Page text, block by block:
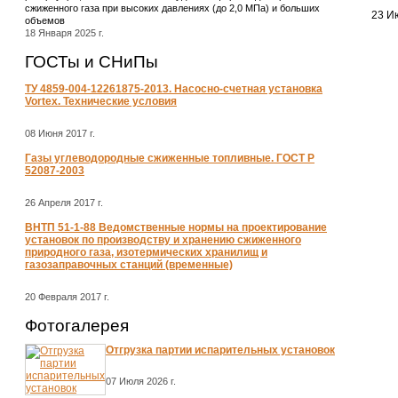
сжиженного газа при высоких давлениях (до 2,0 МПа) и больших
объемов
18 Января 2025 г.
ГОСТы и СНиПы
ТУ 4859-004-12261875-2013. Насосно-счетная установка
Vortex. Технические условия
08 Июня 2017 г.
Газы углеводородные сжиженные топливные. ГОСТ Р
52087-2003
26 Апреля 2017 г.
ВНТП 51-1-88 Ведомственные нормы на проектирование
установок по производству и хранению сжиженного
природного газа, изотермических хранилищ и
газозаправочных станций (временные)
20 Февраля 2017 г.
Фотогалерея
Отгрузка партии испарительных установок
07 Июля 2026 г.
23